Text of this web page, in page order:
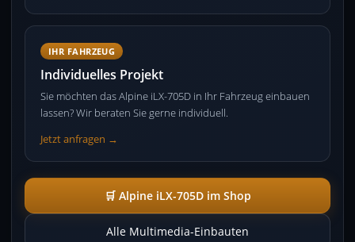
IHR FAHRZEUG
Individuelles Projekt
Sie möchten das Alpine iLX-705D in Ihr Fahrzeug einbauen
lassen? Wir beraten Sie gerne individuell.
Jetzt anfragen →
🛒 Alpine iLX-705D im Shop
Alle Multimedia-Einbauten